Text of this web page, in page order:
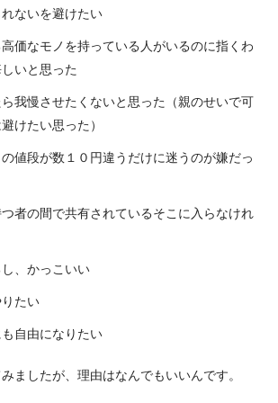
ないを避けたい
価なモノを持っている人がいるのに指くわ
いと思った
我慢させたくないと思った（親のせいで可
けたい思った）
値段が数１０円違うだけに迷うのが嫌だっ
者の間で共有されているそこに入らなけれ
、かっこいい
たい
自由になりたい
ましたが、理由はなんでもいいんです。